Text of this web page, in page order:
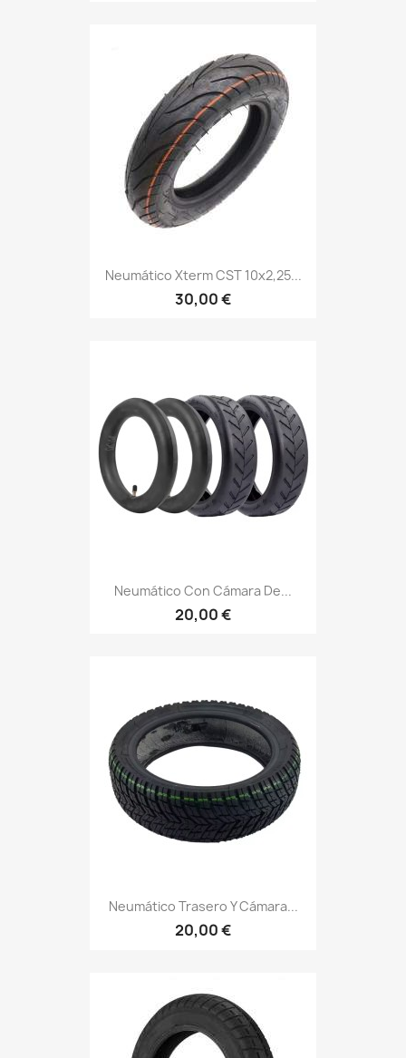
Neumático Xterm CST 10x2,25...
30,00 €
Neumático Con Cámara De...
20,00 €
Neumático Trasero Y Cámara...
20,00 €